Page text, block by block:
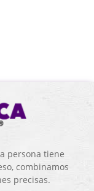
persona tiene
combinamos
precisas.